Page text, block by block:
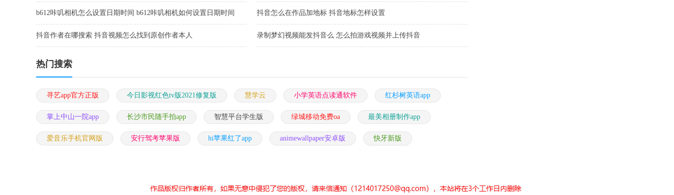
b612咔叽相机怎么设置日期时间 b612咔叽相机如何设置日期时间 抖音怎么在作品加地标 抖音地标怎样设置
抖音作者在哪搜索 抖音视频怎么找到原创作者本人 录制梦幻视频能发抖音么 怎么拍游戏视频并上传抖音
热门搜索
寻艺app官方正版 今日影视红色tv版2021修复版 慧学云 小学英语点读通软件 红杉树英语app
掌上中山一院app 长沙市民随手拍app 智慧平台学生版 绿城移动免费oa 最美相册制作app
爱音乐手机官网版 安行驾考苹果版 hi苹果红了app animewallpaper安卓版 快牙新版